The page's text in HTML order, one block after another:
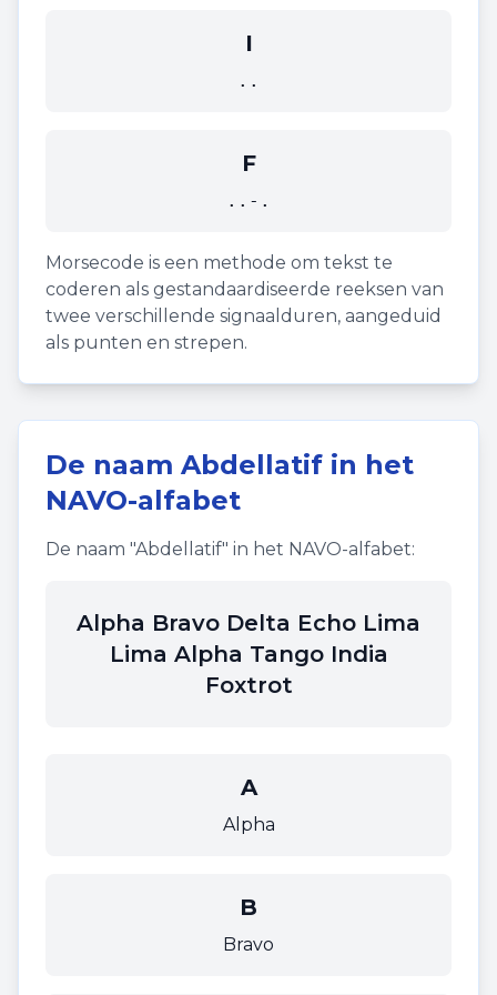
I
..
F
..-.
Morsecode is een methode om tekst te
coderen als gestandaardiseerde reeksen van
twee verschillende signaalduren, aangeduid
als punten en strepen.
De naam Abdellatif in het
NAVO-alfabet
De naam "Abdellatif" in het NAVO-alfabet:
Alpha Bravo Delta Echo Lima
Lima Alpha Tango India
Foxtrot
A
Alpha
B
Bravo